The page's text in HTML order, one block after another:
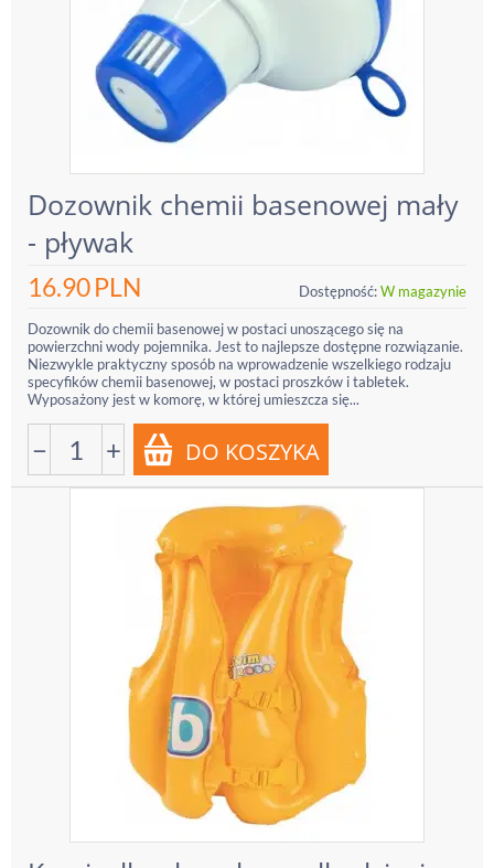
Dozownik chemii basenowej mały
- pływak
16.90PLN Dostępność:W magazynie
Dozownik do chemii basenowej w postaci unoszącego się na
powierzchni wody pojemnika. Jest to najlepsze dostępne rozwiązanie.
Niezwykle praktyczny sposób na wprowadzenie wszelkiego rodzaju
specyfików chemii basenowej, w postaci proszków i tabletek.
Wyposażony jest w komorę, w której umieszcza się...
− +